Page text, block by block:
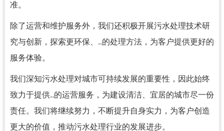
准。
除了运营和维护服务外，我们还积极开展污水处理技术研
究与创新，探索更环保、..的处理方法，为客户提供更好的
服务体验。
我们深知污水处理对城市可持续发展的重要性，因此始终
致力于提供..的运营服务，为建设清洁、宜居的城市尽一份
责任。我们将继续努力，不断提升自身实力，为客户创造
更大的价值，推动污水处理行业的发展进步。